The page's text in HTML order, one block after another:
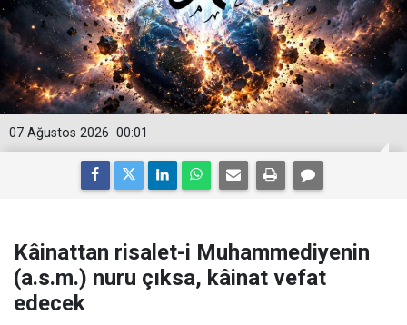
00:01
07 Ağustos 2026
Kâinattan risalet-i Muhammediyenin
(a.s.m.) nuru çıksa, kâinat vefat
edecek